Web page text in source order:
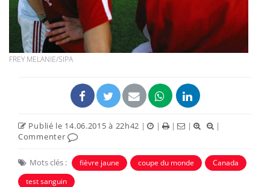
FREY MELANIE/SIPA
Publié le 14.06.2015 à 22h42 | | | |
|
Commenter
Mots clés : fièvre jaune coupe du monde
Canada
test sanguin